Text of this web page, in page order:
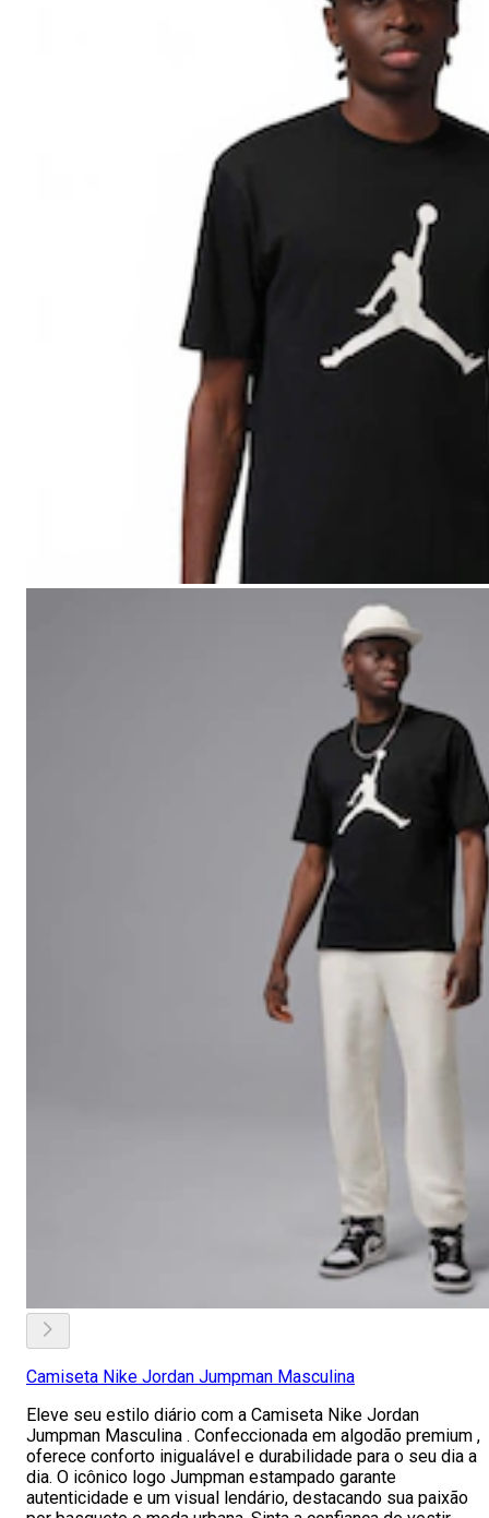
Camiseta Nike Jordan Jumpman Masculina
Eleve seu estilo diário com a Camiseta Nike Jordan
Jumpman Masculina . Confeccionada em algodão premium ,
oferece conforto inigualável e durabilidade para o seu dia a
dia. O icônico logo Jumpman estampado garante
autenticidade e um visual lendário, destacando sua paixão